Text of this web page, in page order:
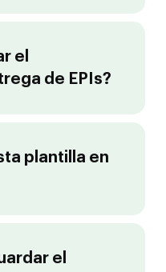
el
de EPIs?
plantilla en
el